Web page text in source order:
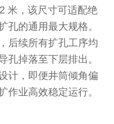
米，该尺寸可适配绝
孔的通用最大规格。
后续所有扩孔工序均
孔掉落至下层排出。
计，即便井筒倾角偏
作业高效稳定运行。